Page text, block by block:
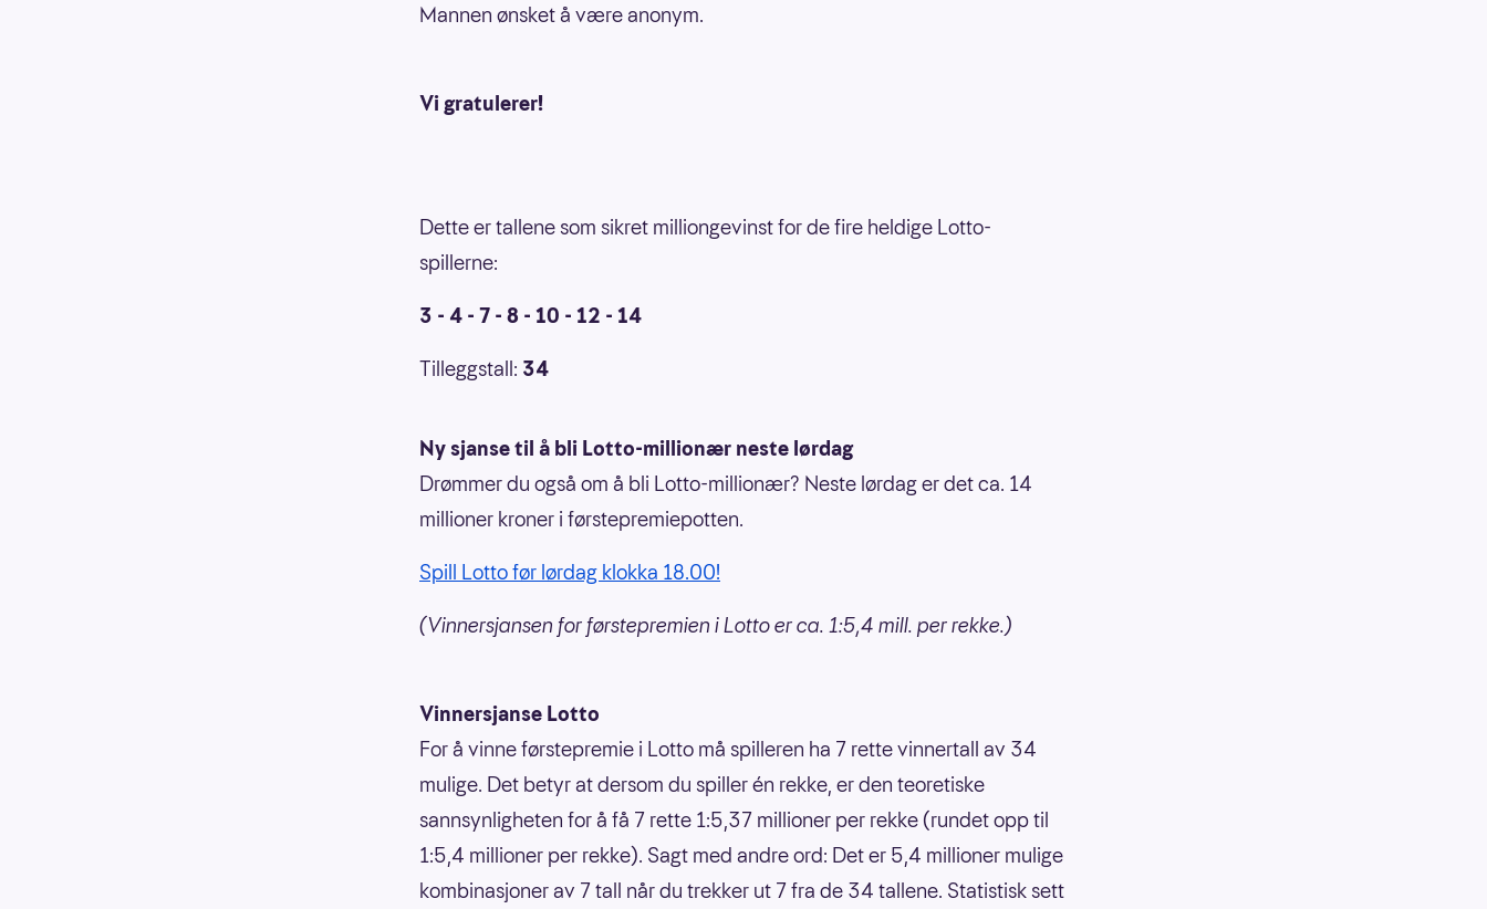
Mannen ønsket å være anonym.
Vi gratulerer!
Dette er tallene som sikret milliongevinst for de fire heldige Lotto-
spillerne:
3 - 4 - 7 - 8 - 10 - 12 - 14
Tilleggstall: 34
Ny sjanse til å bli Lotto-millionær neste lørdag
Drømmer du også om å bli Lotto-millionær? Neste lørdag er det ca. 14
millioner kroner i førstepremiepotten.
Spill Lotto før lørdag klokka 18.00!
(Vinnersjansen for førstepremien i Lotto er ca. 1:5,4 mill. per rekke.)
Vinnersjanse Lotto
For å vinne førstepremie i Lotto må spilleren ha 7 rette vinnertall av 34
mulige. Det betyr at dersom du spiller én rekke, er den teoretiske
sannsynligheten for å få 7 rette 1:5,37 millioner per rekke (rundet opp til
1:5,4 millioner per rekke). Sagt med andre ord: Det er 5,4 millioner mulige
kombinasjoner av 7 tall når du trekker ut 7 fra de 34 tallene. Statistisk sett